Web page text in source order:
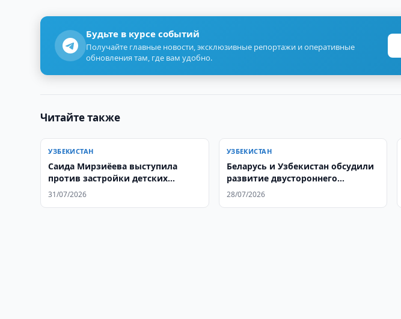
Будьте в курсе событий
Получайте главные новости, эксклюзивные репортажи и оперативные
обновления там, где вам удобно.
Читайте также
УЗБЕКИСТАН
Саида Мирзиёева выступила
против застройки детских
площадок
31/07/2026
УЗБЕКИСТАН
Беларусь и Узбекистан обсудили
развитие двустороннего
сотрудничества
28/07/2026